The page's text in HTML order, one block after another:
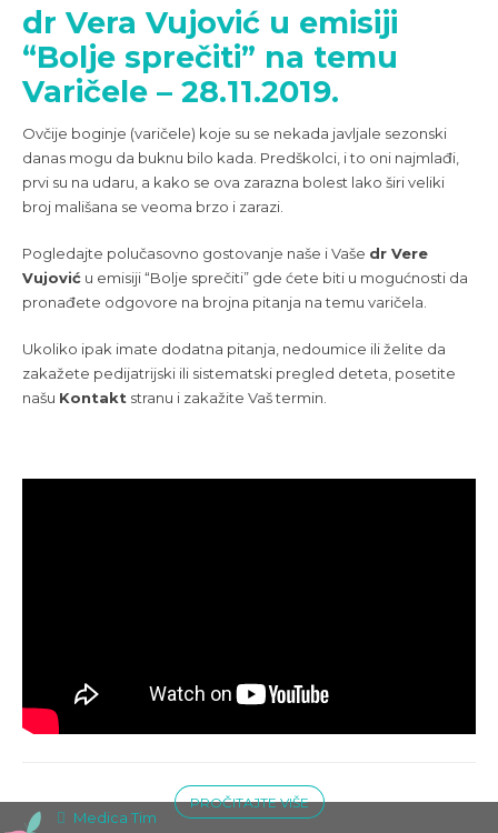
Medica Tim
dr Vera Vujović u emisiji
“Bolje sprečiti” na temu
Varičele – 28.11.2019.
Ovčije boginje (varičele) koje su se nekada javljale sezonski
danas mogu da buknu bilo kada. Predškolci, i to oni najmlađi,
prvi su na udaru, a kako se ova zarazna bolest lako širi veliki
broj mališana se veoma brzo i zarazi.
Pogledajte polučasovno gostovanje naše i Vaše dr Vere
Vujović u emisiji “Bolje sprečiti” gde ćete biti u mogućnosti da
pronađete odgovore na brojna pitanja na temu varičela.
Ukoliko ipak imate dodatna pitanja, nedoumice ili želite da
zakažete pedijatrijski ili sistematski pregled deteta, posetite
našu Kontakt stranu i zakažite Vaš termin.
PROČITAJTE VIŠE